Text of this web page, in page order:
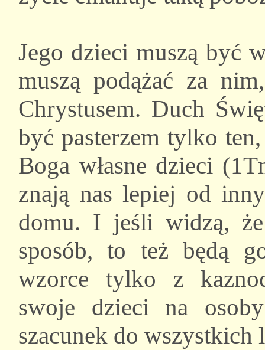
Jego dzieci muszą być
muszą podążać za
Chrystusem. Duch
być pasterzem tylko
Boga własne dzieci
znają nas lepiej od
domu. I jeśli widzą,
sposób, to też będą
wzorce tylko z
swoje dzieci na
szacunek do wszystkich